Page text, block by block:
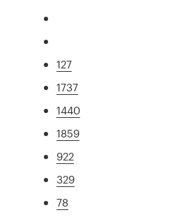
127
1737
1440
1859
922
329
78